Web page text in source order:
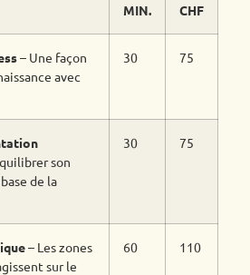
MIN. CHF
– Une façon
avec
30 75
son
de la
30 75
– Les zones
sur le
60 110